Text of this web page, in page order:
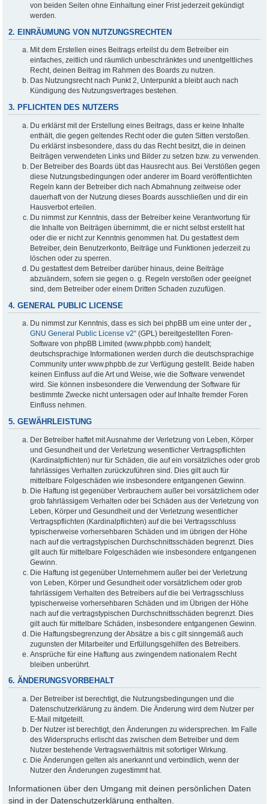
von beiden Seiten ohne Einhaltung einer Frist jederzeit gekündigt
werden.
2. EINRÄUMUNG VON NUTZUNGSRECHTEN
Mit dem Erstellen eines Beitrags erteilst du dem Betreiber ein
einfaches, zeitlich und räumlich unbeschränktes und unentgeltliches
Recht, deinen Beitrag im Rahmen des Boards zu nutzen.
Das Nutzungsrecht nach Punkt 2, Unterpunkt a bleibt auch nach
Kündigung des Nutzungsvertrages bestehen.
3. PFLICHTEN DES NUTZERS
Du erklärst mit der Erstellung eines Beitrags, dass er keine Inhalte
enthält, die gegen geltendes Recht oder die guten Sitten verstoßen.
Du erklärst insbesondere, dass du das Recht besitzt, die in deinen
Beiträgen verwendeten Links und Bilder zu setzen bzw. zu verwenden.
Der Betreiber des Boards übt das Hausrecht aus. Bei Verstößen gegen
diese Nutzungsbedingungen oder anderer im Board veröffentlichten
Regeln kann der Betreiber dich nach Abmahnung zeitweise oder
dauerhaft von der Nutzung dieses Boards ausschließen und dir ein
Hausverbot erteilen.
Du nimmst zur Kenntnis, dass der Betreiber keine Verantwortung für
die Inhalte von Beiträgen übernimmt, die er nicht selbst erstellt hat
oder die er nicht zur Kenntnis genommen hat. Du gestattest dem
Betreiber, dein Benutzerkonto, Beiträge und Funktionen jederzeit zu
löschen oder zu sperren.
Du gestattest dem Betreiber darüber hinaus, deine Beiträge
abzuändern, sofern sie gegen o. g. Regeln verstoßen oder geeignet
sind, dem Betreiber oder einem Dritten Schaden zuzufügen.
4. GENERAL PUBLIC LICENSE
Du nimmst zur Kenntnis, dass es sich bei phpBB um eine unter der „
GNU General Public License v2“ (GPL) bereitgestellten Foren-
Software von phpBB Limited (www.phpbb.com) handelt;
deutschsprachige Informationen werden durch die deutschsprachige
Community unter www.phpbb.de zur Verfügung gestellt. Beide haben
keinen Einfluss auf die Art und Weise, wie die Software verwendet
wird. Sie können insbesondere die Verwendung der Software für
bestimmte Zwecke nicht untersagen oder auf Inhalte fremder Foren
Einfluss nehmen.
5. GEWÄHRLEISTUNG
Der Betreiber haftet mit Ausnahme der Verletzung von Leben, Körper
und Gesundheit und der Verletzung wesentlicher Vertragspflichten
(Kardinalpflichten) nur für Schäden, die auf ein vorsätzliches oder grob
fahrlässiges Verhalten zurückzuführen sind. Dies gilt auch für
mittelbare Folgeschäden wie insbesondere entgangenen Gewinn.
Die Haftung ist gegenüber Verbrauchern außer bei vorsätzlichem oder
grob fahrlässigem Verhalten oder bei Schäden aus der Verletzung von
Leben, Körper und Gesundheit und der Verletzung wesentlicher
Vertragspflichten (Kardinalpflichten) auf die bei Vertragsschluss
typischerweise vorhersehbaren Schäden und im übrigen der Höhe
nach auf die vertragstypischen Durchschnittsschäden begrenzt. Dies
gilt auch für mittelbare Folgeschäden wie insbesondere entgangenen
Gewinn.
Die Haftung ist gegenüber Unternehmern außer bei der Verletzung
von Leben, Körper und Gesundheit oder vorsätzlichem oder grob
fahrlässigem Verhalten des Betreibers auf die bei Vertragsschluss
typischerweise vorhersehbaren Schäden und im Übrigen der Höhe
nach auf die vertragstypischen Durchschnittsschäden begrenzt. Dies
gilt auch für mittelbare Schäden, insbesondere entgangenen Gewinn.
Die Haftungsbegrenzung der Absätze a bis c gilt sinngemäß auch
zugunsten der Mitarbeiter und Erfüllungsgehilfen des Betreibers.
Ansprüche für eine Haftung aus zwingendem nationalem Recht
bleiben unberührt.
6. ÄNDERUNGSVORBEHALT
Der Betreiber ist berechtigt, die Nutzungsbedingungen und die
Datenschutzerklärung zu ändern. Die Änderung wird dem Nutzer per
E-Mail mitgeteilt.
Der Nutzer ist berechtigt, den Änderungen zu widersprechen. Im Falle
des Widerspruchs erlischt das zwischen dem Betreiber und dem
Nutzer bestehende Vertragsverhältnis mit sofortiger Wirkung.
Die Änderungen gelten als anerkannt und verbindlich, wenn der
Nutzer den Änderungen zugestimmt hat.
Informationen über den Umgang mit deinen persönlichen Daten
sind in der Datenschutzerklärung enthalten.